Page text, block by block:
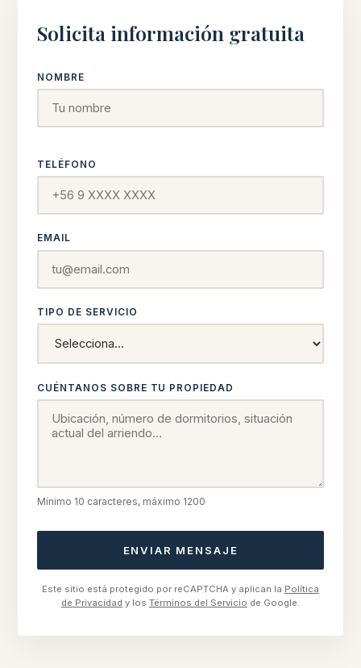
Solicita información gratuita
NOMBRE
TELÉFONO
EMAIL
TIPO DE SERVICIO
CUÉNTANOS SOBRE TU PROPIEDAD
Mínimo 10 caracteres, máximo 1200
ENVIAR MENSAJE
Este sitio está protegido por reCAPTCHA y aplican la Política
de Privacidad y los Términos del Servicio de Google.